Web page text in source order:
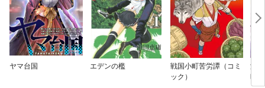
ヤマ台国 エデンの檻
戦国小町苦労譚（コミ
ック）
淡
時